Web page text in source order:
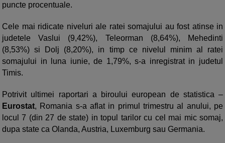
puncte procentuale.
Cele mai ridicate niveluri ale ratei somajului au fost atinse in
judetele Vaslui (9,42%), Teleorman (8,64%), Mehedinti
(8,53%) si Dolj (8,20%), in timp ce nivelul minim al ratei
somajului in luna iunie, de 1,79%, s-a inregistrat in judetul
Timis.
Potrivit ultimei raportari a biroului european de statistica –
Eurostat, Romania s-a aflat in primul trimestru al anului, pe
locul 7 (din 27 de state) in topul tarilor cu cel mai mic somaj,
dupa state ca Olanda, Austria, Luxemburg sau Germania.